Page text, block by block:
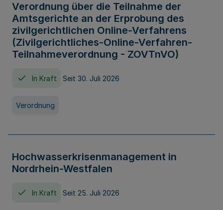
Verordnung über die Teilnahme der
Amtsgerichte an der Erprobung des
zivilgerichtlichen Online-Verfahrens
(Zivilgerichtliches-Online-Verfahren-
Teilnahmeverordnung - ZOVTnVO)
In Kraft Seit 30. Juli 2026
Verordnung
Hochwasserkrisenmanagement in
Nordrhein-Westfalen
In Kraft Seit 25. Juli 2026